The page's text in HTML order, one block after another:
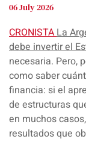
06 July 2026
CRONISTA La
debe invertir el
necesaria. Pero,
como saber
financia: si el
de estructuras
en muchos
resultados que